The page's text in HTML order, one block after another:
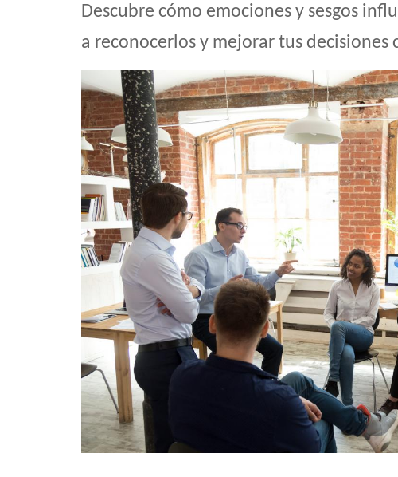
Descubre cómo emociones y sesgos
a reconocerlos y mejorar tus decisiones